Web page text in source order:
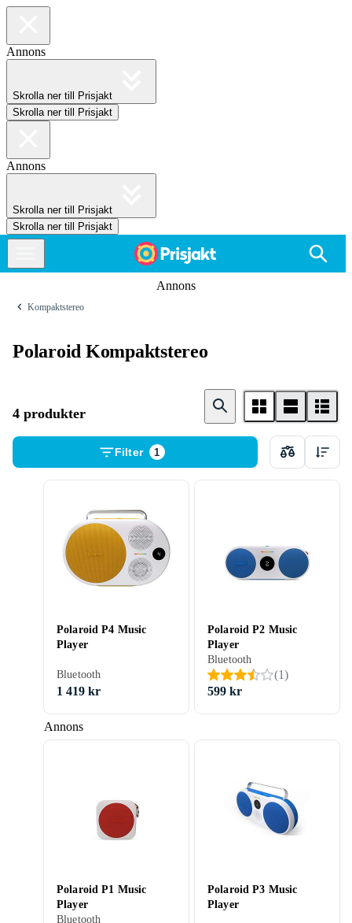
Annons
Skrolla ner till Prisjakt
Skrolla ner till Prisjakt
Annons
Skrolla ner till Prisjakt
Skrolla ner till Prisjakt
Annons
Kompaktstereo
Polaroid Kompaktstereo
4 produkter
Filter 1
Annons
Polaroid P4 Music
Player
Bluetooth
1 419 kr
Polaroid P2 Music
Player
Bluetooth
(1)
599 kr
Polaroid P1 Music
Player
Bluetooth
Polaroid P3 Music
Player